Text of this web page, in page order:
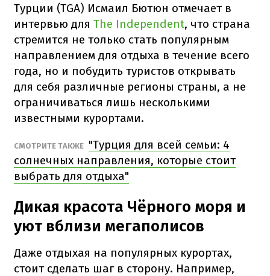
Турции (TGA) Исмаил Бютюн отмечает в
интервью для The Independent, что страна
стремится не только стать популярным
направлением для отдыха в течение всего
года, но и побудить туристов открывать
для себя различные регионы страны, а не
ограничиваться лишь несколькими
известными курортами.
СМОТРИТЕ ТАКЖЕ "Турция для всей семьи: 4
солнечных направления, которые стоит
выбрать для отдыха"
Дикая красота Чёрного моря и
уют вблизи мегаполисов
Даже отдыхая на популярных курортах,
стоит сделать шаг в сторону. Например,